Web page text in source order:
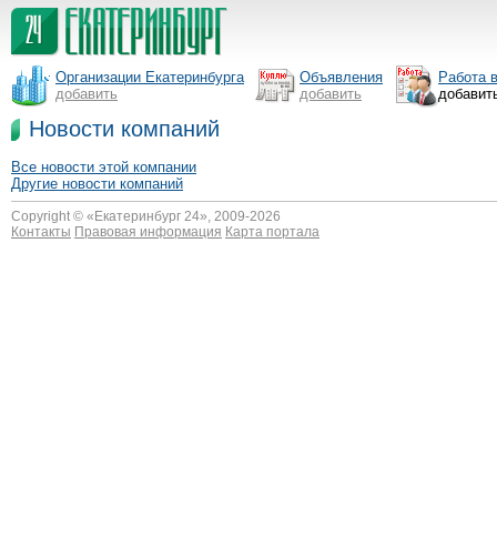
Организации Екатеринбурга
добавить
Объявления
добавить
Работа
Новости компаний
Все новости этой компании
Другие новости компаний
Copyright © « Екатеринбург 24», 2009-2026
Контакты Правовая информация Карта портала